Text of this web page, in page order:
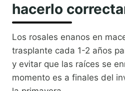
hacerlo
Los rosales enanos en
trasplante cada 1-2 años
y evitar que las raíces se
momento es a finales del